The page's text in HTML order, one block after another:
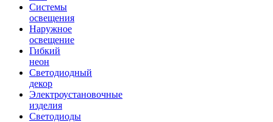
Системы
освещения
Наружное
освещение
Гибкий
неон
Светодиодный
декор
Электроустановочные
изделия
Светодиоды